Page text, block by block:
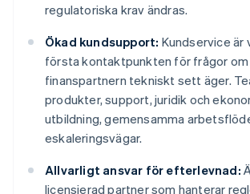
regulatoriska krav ändras.
Ökad kundsupport: Kundservice är
första kontaktpunkten för frågor
finanspartnern tekniskt sett äger.
produkter, support, juridik och
utbildning, gemensamma
eskaleringsvägar.
Allvarligt ansvar för efterlevnad:
licensierad partner som hanterar